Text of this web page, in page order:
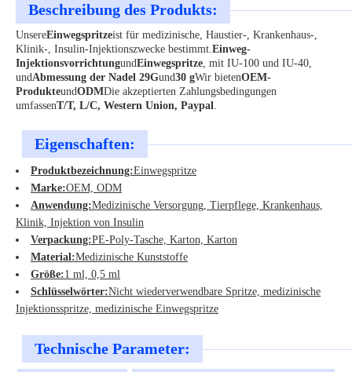
Beschreibung des Produkts:
UnsereEinwegspritzeist für medizinische, Haustier-, Krankenhaus-,
Klinik-, Insulin-Injektionszwecke bestimmt.Einweg-
InjektionsvorrichtungundEinwegspritze, mit IU-100 und IU-40,
undAbmessung der Nadel 29Gund30 gWir bietenOEM-
ProdukteundODMDie akzeptierten Zahlungsbedingungen
umfassenT/T, L/C, Western Union, Paypal.
Eigenschaften:
Produktbezeichnung:Einwegspritze
Marke:OEM, ODM
Anwendung:Medizinische Versorgung, Tierpflege, Krankenhaus,
Klinik, Injektion von Insulin
Verpackung:PE-Poly-Tasche, Karton, Karton
Material:Medizinische Kunststoffe
Größe:1 ml, 0,5 ml
Schlüsselwörter:Nicht wiederverwendbare Spritze, medizinische
Injektionsspritze, medizinische Einwegspritze
Technische Parameter: